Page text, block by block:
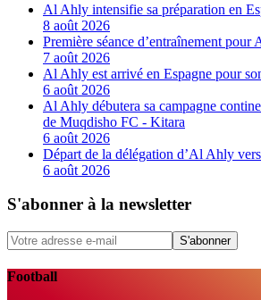
Al Ahly intensifie sa préparation en
8 août 2026
Première séance d’entraînement pour
7 août 2026
Al Ahly est arrivé en Espagne pour
6 août 2026
Al Ahly débutera sa campagne
de Muqdisho FC - Kitara
6 août 2026
Départ de la délégation d’Al Ahly
6 août 2026
S'abonner à la newsletter
S'abonner
Football